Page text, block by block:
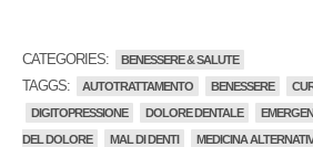
CATEGORIES: BENESSERE & SALUTE
TAGGS: AUTOTRATTAMENTO BENESSERE
DIGITOPRESSIONE
DOLORE DENTALE
DEL DOLORE
MAL DI DENTI MEDICINA